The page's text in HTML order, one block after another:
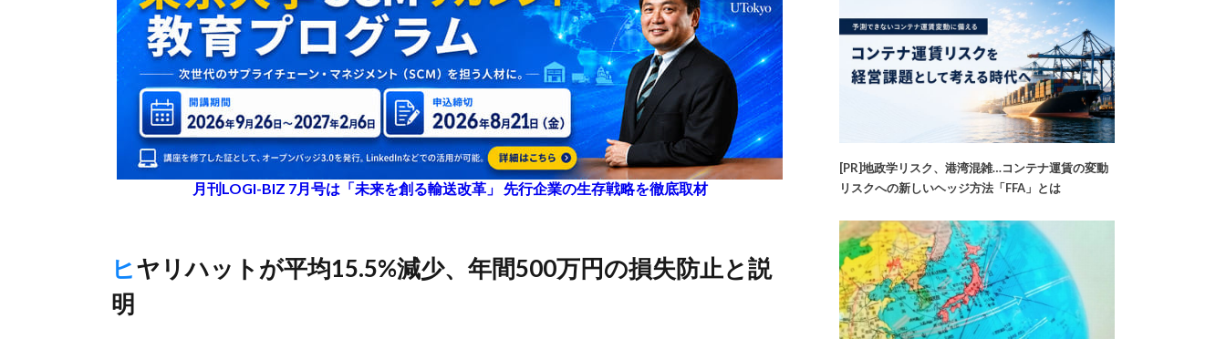
月刊LOGI-BIZ 7月号は「未来を創る輸送改革」 先行企業の生存戦略を徹底取材
ヒヤリハットが平均15.5%減少、年間500万円の損失防止と説
明
[PR]地政学リスク、港湾混雑…コンテナ運賃の変動
リスクへの新しいヘッジ方法「FFA」とは